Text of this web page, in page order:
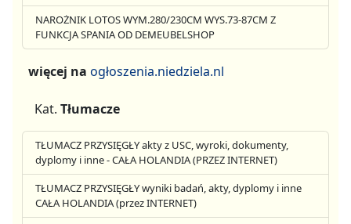
NAROŻNIK LOTOS WYM.280/230CM WYS.73-87CM Z
FUNKCJA SPANIA OD DEMEUBELSHOP
więcej na ogłoszenia.niedziela.nl
Kat. Tłumacze
TŁUMACZ PRZYSIĘGŁY akty z USC, wyroki, dokumenty,
dyplomy i inne - CAŁA HOLANDIA (PRZEZ INTERNET)
TŁUMACZ PRZYSIĘGŁY wyniki badań, akty, dyplomy i inne
CAŁA HOLANDIA (przez INTERNET)